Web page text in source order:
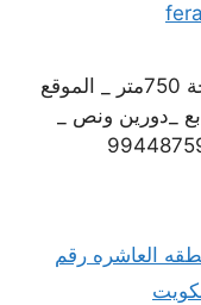
للبيع بيت هدام في الروضة _ المساحة 750متر _ الموقع
_دورين ونص _
العاشره رقم